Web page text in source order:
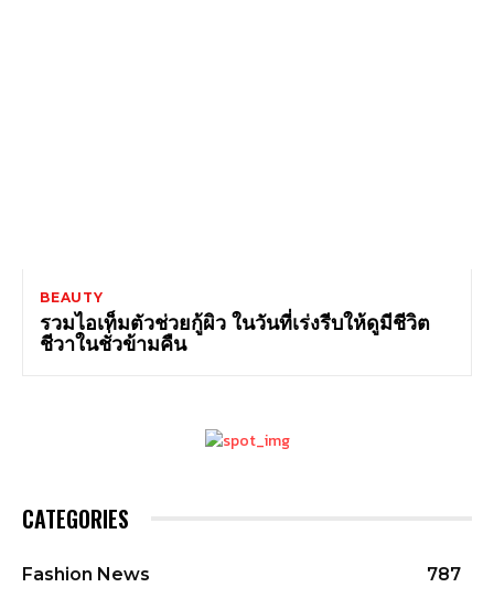
BEAUTY
รวมไอเท็มตัวช่วยกู้ผิว ในวันที่เร่งรีบให้ดูมีชีวิต
ชีวาในชั่วข้ามคืน
CATEGORIES
Fashion News
787